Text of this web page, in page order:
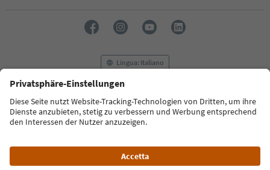
Lingua: Italiano
FAQ Contatti Press MICE
Privacy Policy
Termini e condizioni
Crediti
Cookie Policy
Alto Adige B2B